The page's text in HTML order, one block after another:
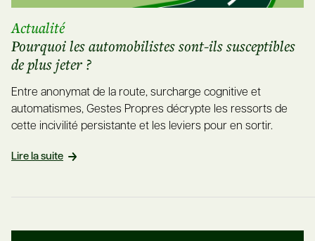
Actualité
Pourquoi les automobilistes sont-ils susceptibles
de plus jeter ?
Entre anonymat de la route, surcharge cognitive et
automatismes, Gestes Propres décrypte les ressorts de
cette incivilité persistante et les leviers pour en sortir.
Lire la suite